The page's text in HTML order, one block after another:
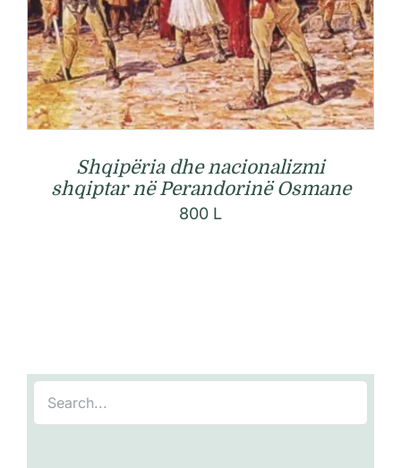
Shqipëria dhe nacionalizmi
shqiptar në Perandorinë Osmane
800 L